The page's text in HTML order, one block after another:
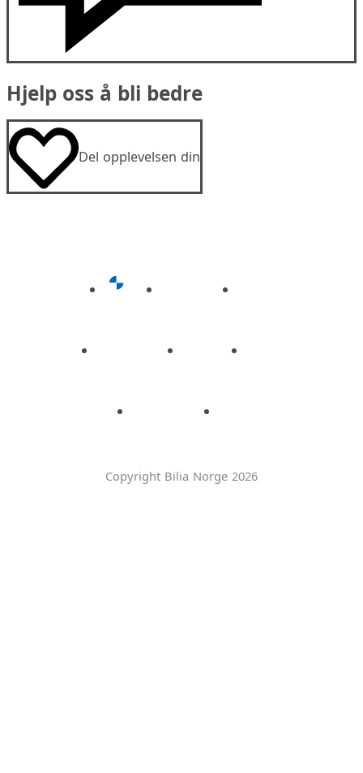
Hjelp oss å bli bedre
Del opplevelsen din
Copyright Bilia Norge 2026